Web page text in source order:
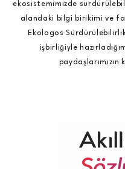
ekosistemimizde
alandaki bilgi birikimi ve
Ekologos
işbirliğiyle
paydaşlarımızın